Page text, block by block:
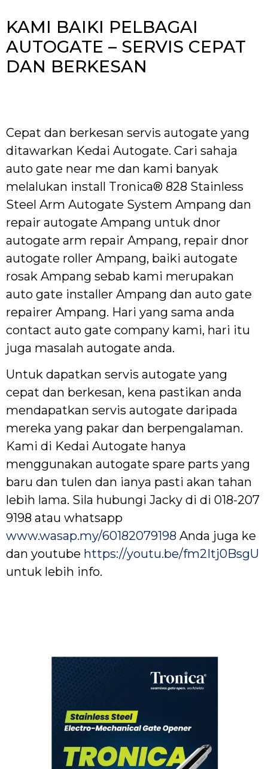
KAMI BAIKI PELBAGAI
AUTOGATE – SERVIS CEPAT
DAN BERKESAN
Cepat dan berkesan servis autogate yang
ditawarkan Kedai Autogate. Cari sahaja
auto gate near me dan kami banyak
melalukan install Tronica® 828 Stainless
Steel Arm Autogate System Ampang dan
repair autogate Ampang untuk dnor
autogate arm repair Ampang, repair dnor
autogate roller Ampang, baiki autogate
rosak Ampang sebab kami merupakan
auto gate installer Ampang dan auto gate
repairer Ampang. Hari yang sama anda
contact auto gate company kami, hari itu
juga masalah autogate anda.
Untuk dapatkan servis autogate yang
cepat dan berkesan, kena pastikan anda
mendapatkan servis autogate daripada
mereka yang pakar dan berpengalaman.
Kami di Kedai Autogate hanya
menggunakan autogate spare parts yang
baru dan tulen dan ianya pasti akan tahan
lebih lama. Sila hubungi Jacky di di 018-207
9198 atau whatsapp
www.wasap.my/60182079198 Anda juga ke
dan youtube https://youtu.be/fm2Itj0BsgU
untuk lebih info.